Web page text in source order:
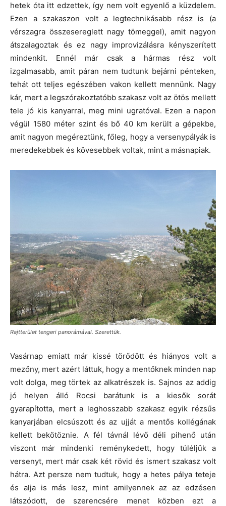
hetek óta itt edzettek, így nem volt egyenlő a küzdelem.
Ezen a szakaszon volt a legtechnikásabb rész is (a
vérszagra összesereglett nagy tömeggel), amit nagyon
átszalagoztak és ez nagy improvizálásra kényszerített
mindenkit. Ennél már csak a hármas rész volt
izgalmasabb, amit páran nem tudtunk bejárni pénteken,
tehát ott teljes egészében vakon kellett mennünk. Nagy
kár, mert a legszórakoztatóbb szakasz volt az ötös mellett
tele jó kis kanyarral, meg mini ugratóval. Ezen a napon
végül 1580 méter szint és bő 40 km került a gépekbe,
amit nagyon megéreztünk, főleg, hogy a versenypályák is
meredekebbek és kövesebbek voltak, mint a másnapiak.
Rajtterület tengeri panorámával. Szerettük.
Vasárnap emiatt már kissé törődött és hiányos volt a
mezőny, mert azért láttuk, hogy a mentőknek minden nap
volt dolga, meg törtek az alkatrészek is. Sajnos az addig
jó helyen álló Rocsi barátunk is a kiesők sorát
gyarapította, mert a leghosszabb szakasz egyik rézsűs
kanyarjában elcsúszott és az ujját a mentős kollégának
kellett bekötöznie. A fél távnál lévő déli pihenő után
viszont már mindenki reménykedett, hogy túléljük a
versenyt, mert már csak két rövid és ismert szakasz volt
hátra. Azt persze nem tudtuk, hogy a hetes pálya teteje
és alja is más lesz, mint amilyennek az az edzésen
látszódott, de szerencsére menet közben ezt a